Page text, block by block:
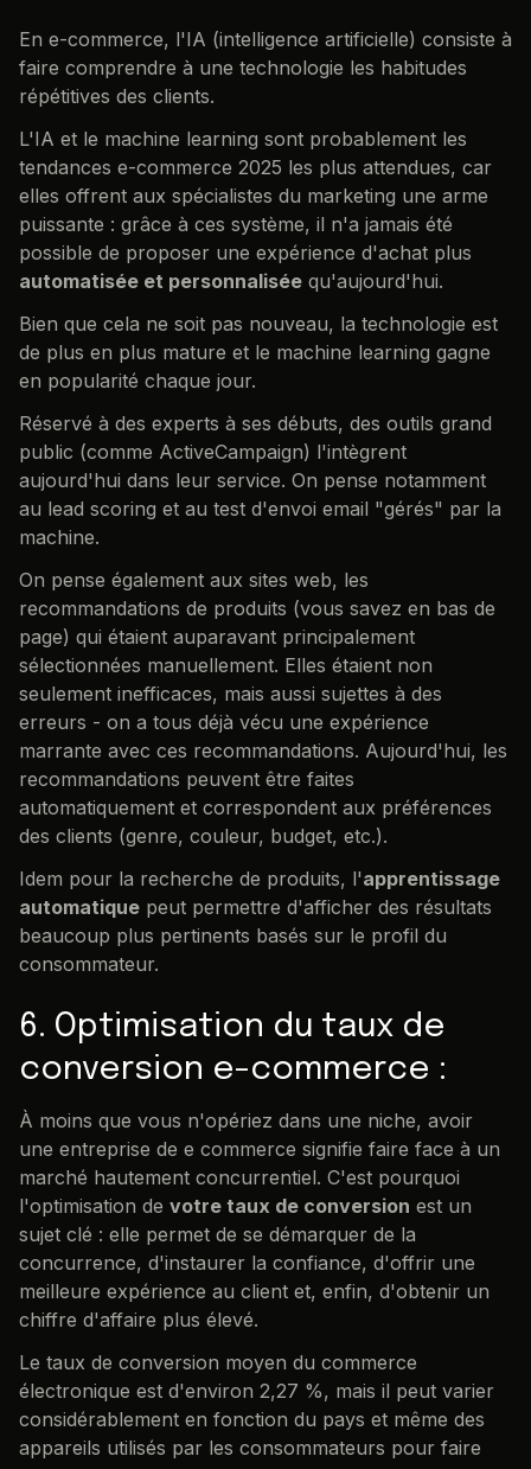
En e-commerce, l'IA (intelligence artificielle) consiste à
faire comprendre à une technologie les habitudes
répétitives des clients.
L'IA et le machine learning sont probablement les
tendances e-commerce 2025 les plus attendues, car
elles offrent aux spécialistes du marketing une arme
puissante : grâce à ces système, il n'a jamais été
possible de proposer une expérience d'achat plus
automatisée et personnalisée qu'aujourd'hui.
Bien que cela ne soit pas nouveau, la technologie est
de plus en plus mature et le machine learning gagne
en popularité chaque jour.
Réservé à des experts à ses débuts, des outils grand
public (comme ActiveCampaign) l'intègrent
aujourd'hui dans leur service. On pense notamment
au lead scoring et au test d'envoi email "gérés" par la
machine.
On pense également aux sites web, les
recommandations de produits (vous savez en bas de
page) qui étaient auparavant principalement
sélectionnées manuellement. Elles étaient non
seulement inefficaces, mais aussi sujettes à des
erreurs - on a tous déjà vécu une expérience
marrante avec ces recommandations. Aujourd'hui, les
recommandations peuvent être faites
automatiquement et correspondent aux préférences
des clients (genre, couleur, budget, etc.).
Idem pour la recherche de produits, l'apprentissage
automatique peut permettre d'afficher des résultats
beaucoup plus pertinents basés sur le profil du
consommateur.
6. Optimisation du taux de
conversion e-commerce :
À moins que vous n'opériez dans une niche, avoir
une entreprise de e commerce signifie faire face à un
marché hautement concurrentiel. C'est pourquoi
l'optimisation de votre taux de conversion est un
sujet clé : elle permet de se démarquer de la
concurrence, d'instaurer la confiance, d'offrir une
meilleure expérience au client et, enfin, d'obtenir un
chiffre d'affaire plus élevé.
Le taux de conversion moyen du commerce
électronique est d'environ 2,27 %, mais il peut varier
considérablement en fonction du pays et même des
appareils utilisés par les consommateurs pour faire